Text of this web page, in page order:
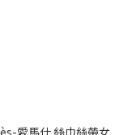
愛馬仕 絲巾絲帶女